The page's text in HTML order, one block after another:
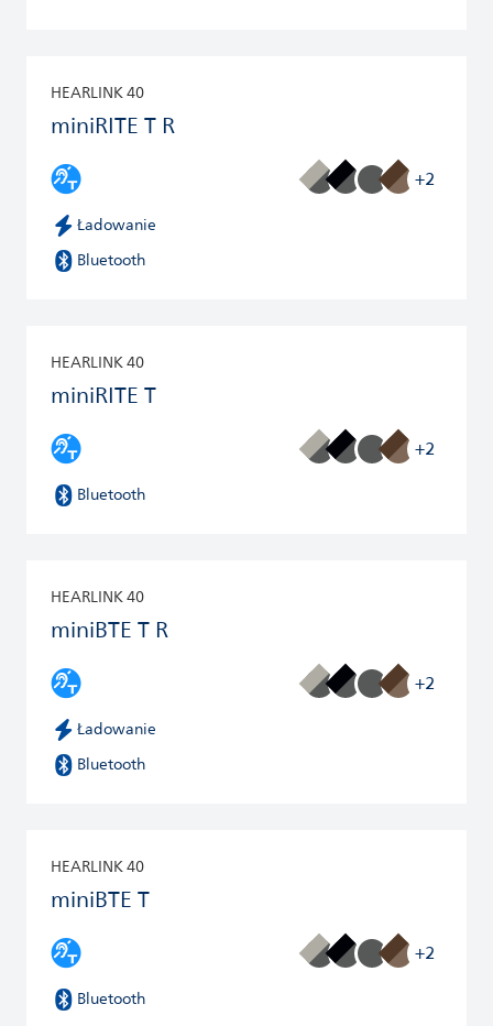
HEARLINK 40
miniRITE T R
+2
Ładowanie
Bluetooth
HEARLINK 40
miniRITE T
+2
Bluetooth
HEARLINK 40
miniBTE T R
+2
Ładowanie
Bluetooth
HEARLINK 40
miniBTE T
+2
Bluetooth